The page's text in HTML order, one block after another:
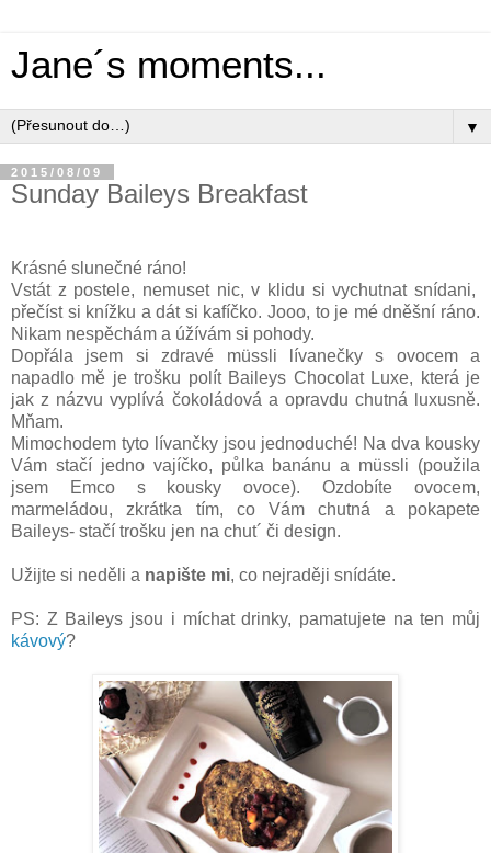
Jane´s moments...
▼
2015/08/09
Sunday Baileys Breakfast
Krásné slunečné ráno!
Vstát z postele, nemuset nic, v klidu si vychutnat snídani,
přečíst si knížku a dát si kafíčko. Jooo, to je mé dněšní ráno.
Nikam nespěchám a úžívám si pohody.
Dopřála jsem si zdravé müssli lívanečky s ovocem a
napadlo mě je trošku polít Baileys Chocolat Luxe, která je
jak z názvu vyplívá čokoládová a opravdu chutná luxusně.
Mňam.
Mimochodem tyto lívančky jsou jednoduché! Na dva kousky
Vám stačí jedno vajíčko, půlka banánu a müssli (použila
jsem Emco s kousky ovoce). Ozdobíte ovocem,
marmeládou, zkrátka tím, co Vám chutná a pokapete
Baileys- stačí trošku jen na chut´ či design.
Užijte si neděli a napište mi, co nejraději snídáte.
PS: Z Baileys jsou i míchat drinky, pamatujete na ten můj
kávový?